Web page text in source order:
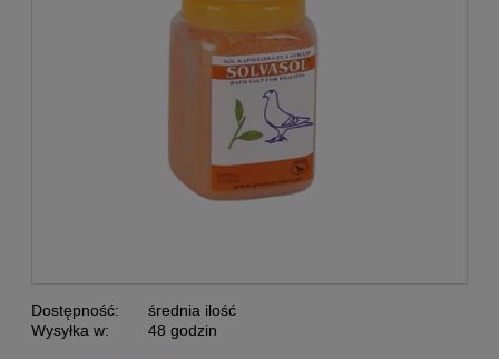
Dostępność:
średnia ilość
Wysyłka w:
48 godzin